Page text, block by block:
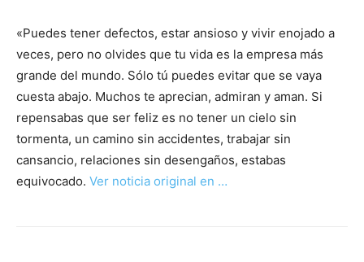
«Puedes tener defectos, estar ansioso y vivir enojado a
veces, pero no olvides que tu vida es la empresa más
grande del mundo. Sólo tú puedes evitar que se vaya
cuesta abajo. Muchos te aprecian, admiran y aman. Si
repensabas que ser feliz es no tener un cielo sin
tormenta, un camino sin accidentes, trabajar sin
cansancio, relaciones sin desengaños, estabas
equivocado. Ver noticia original en …